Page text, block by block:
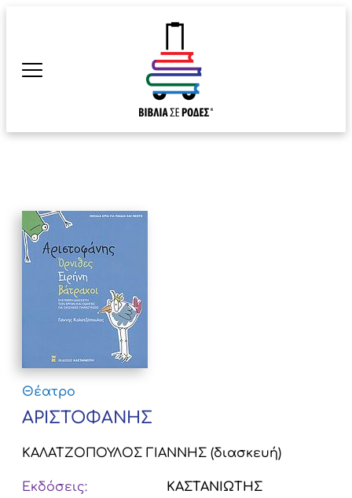
Θέατρο
ΑΡΙΣΤΟΦΑΝΗΣ
ΚΑΛΑΤΖΟΠΟΥΛΟΣ ΓΙΑΝΝΗΣ (διασκευή)
Εκδόσεις: ΚΑΣΤΑΝΙΩΤΗΣ